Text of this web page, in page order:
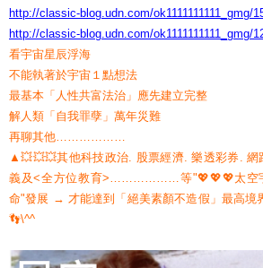
http://classic-blog.udn.com/ok1111111111_gmg/
http://classic-blog.udn.com/ok1111111111_gmg/
看宇宙星辰浮海
不能執著於宇宙１點想法
最基本「人性共富法治」應先建立完整
解人類「自我罪孽」萬年災難
再聊其他………………
▲💥💥💥其他科技政治. 股票經濟. 樂透彩券.
義及<全方位教育>………………等"💖💖💖太空
命"發展 → 才能達到「絕美素顏不造假」最高境界
👣\^^